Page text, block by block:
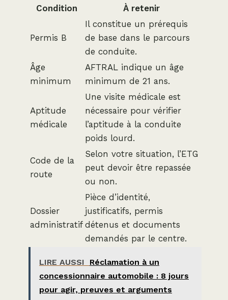
Condition À retenir
Permis B
Il constitue un prérequis
de base dans le parcours
de conduite.
Âge
minimum
AFTRAL indique un âge
minimum de 21 ans.
Aptitude
médicale
Une visite médicale est
nécessaire pour vérifier
l’aptitude à la conduite
poids lourd.
Code de la
route
Selon votre situation, l’ETG
peut devoir être repassée
ou non.
Dossier
administratif
Pièce d’identité,
justificatifs, permis
détenus et documents
demandés par le centre.
LIRE AUSSI
Réclamation à un
concessionnaire automobile : 8 jours
pour agir, preuves et arguments